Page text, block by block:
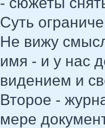
Суть
Не вижу
имя - и у нас
видением и
Второе -
мере